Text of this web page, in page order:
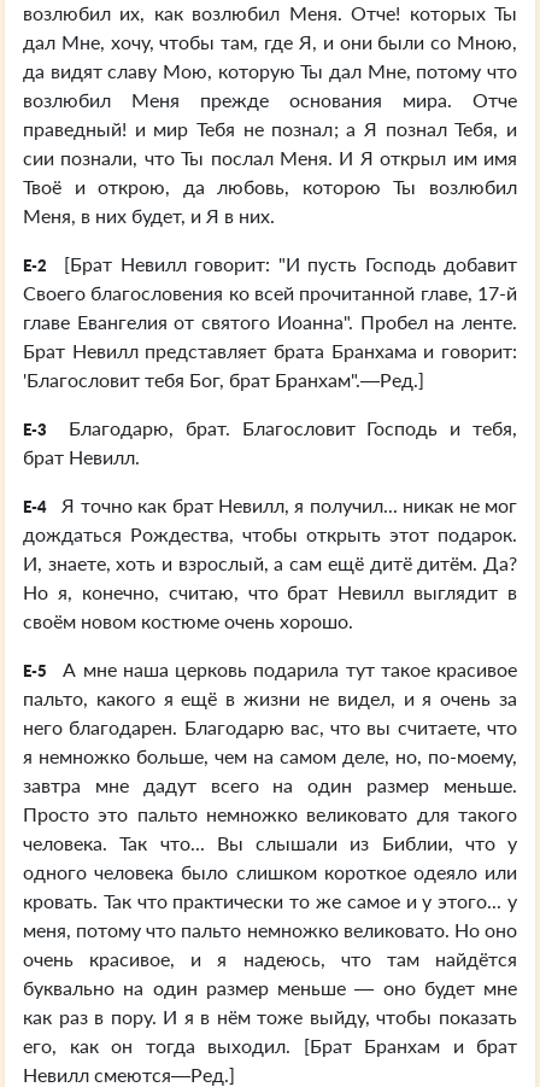
возлюбил их, как возлюбил Меня. Отче! которых Ты
дал Мне, хочу, чтобы там, где Я, и они были со Мною,
да видят славу Мою, которую Ты дал Мне, потому что
возлюбил Меня прежде основания мира. Отче
праведный! и мир Тебя не познал; а Я познал Тебя, и
сии познали, что Ты послал Меня. И Я открыл им имя
Твоё и открою, да любовь, которою Ты возлюбил
Меня, в них будет, и Я в них.
E-2
[Брат Невилл говорит: "И пусть Господь добавит
Своего благословения ко всей прочитанной главе, 17-й
главе Евангелия от святого Иоанна". Пробел на ленте.
Брат Невилл представляет брата Бранхама и говорит:
'Благословит тебя Бог, брат Бранхам".—Ред.]
E-3
Благодарю, брат. Благословит Господь и тебя,
брат Невилл.
E-4
Я точно как брат Невилл, я получил... никак не мог
дождаться Рождества, чтобы открыть этот подарок.
И, знаете, хоть и взрослый, а сам ещё дитё дитём. Да?
Но я, конечно, считаю, что брат Невилл выглядит в
своём новом костюме очень хорошо.
E-5
А мне наша церковь подарила тут такое красивое
пальто, какого я ещё в жизни не видел, и я очень за
него благодарен. Благодарю вас, что вы считаете, что
я немножко больше, чем на самом деле, но, по-моему,
завтра мне дадут всего на один размер меньше.
Просто это пальто немножко великовато для такого
человека. Так что... Вы слышали из Библии, что у
одного человека было слишком короткое одеяло или
кровать. Так что практически то же самое и у этого... у
меня, потому что пальто немножко великовато. Но оно
очень красивое, и я надеюсь, что там найдётся
буквально на один размер меньше — оно будет мне
как раз в пору. И я в нём тоже выйду, чтобы показать
его, как он тогда выходил. [Брат Бранхам и брат
Невилл смеются—Ред.]